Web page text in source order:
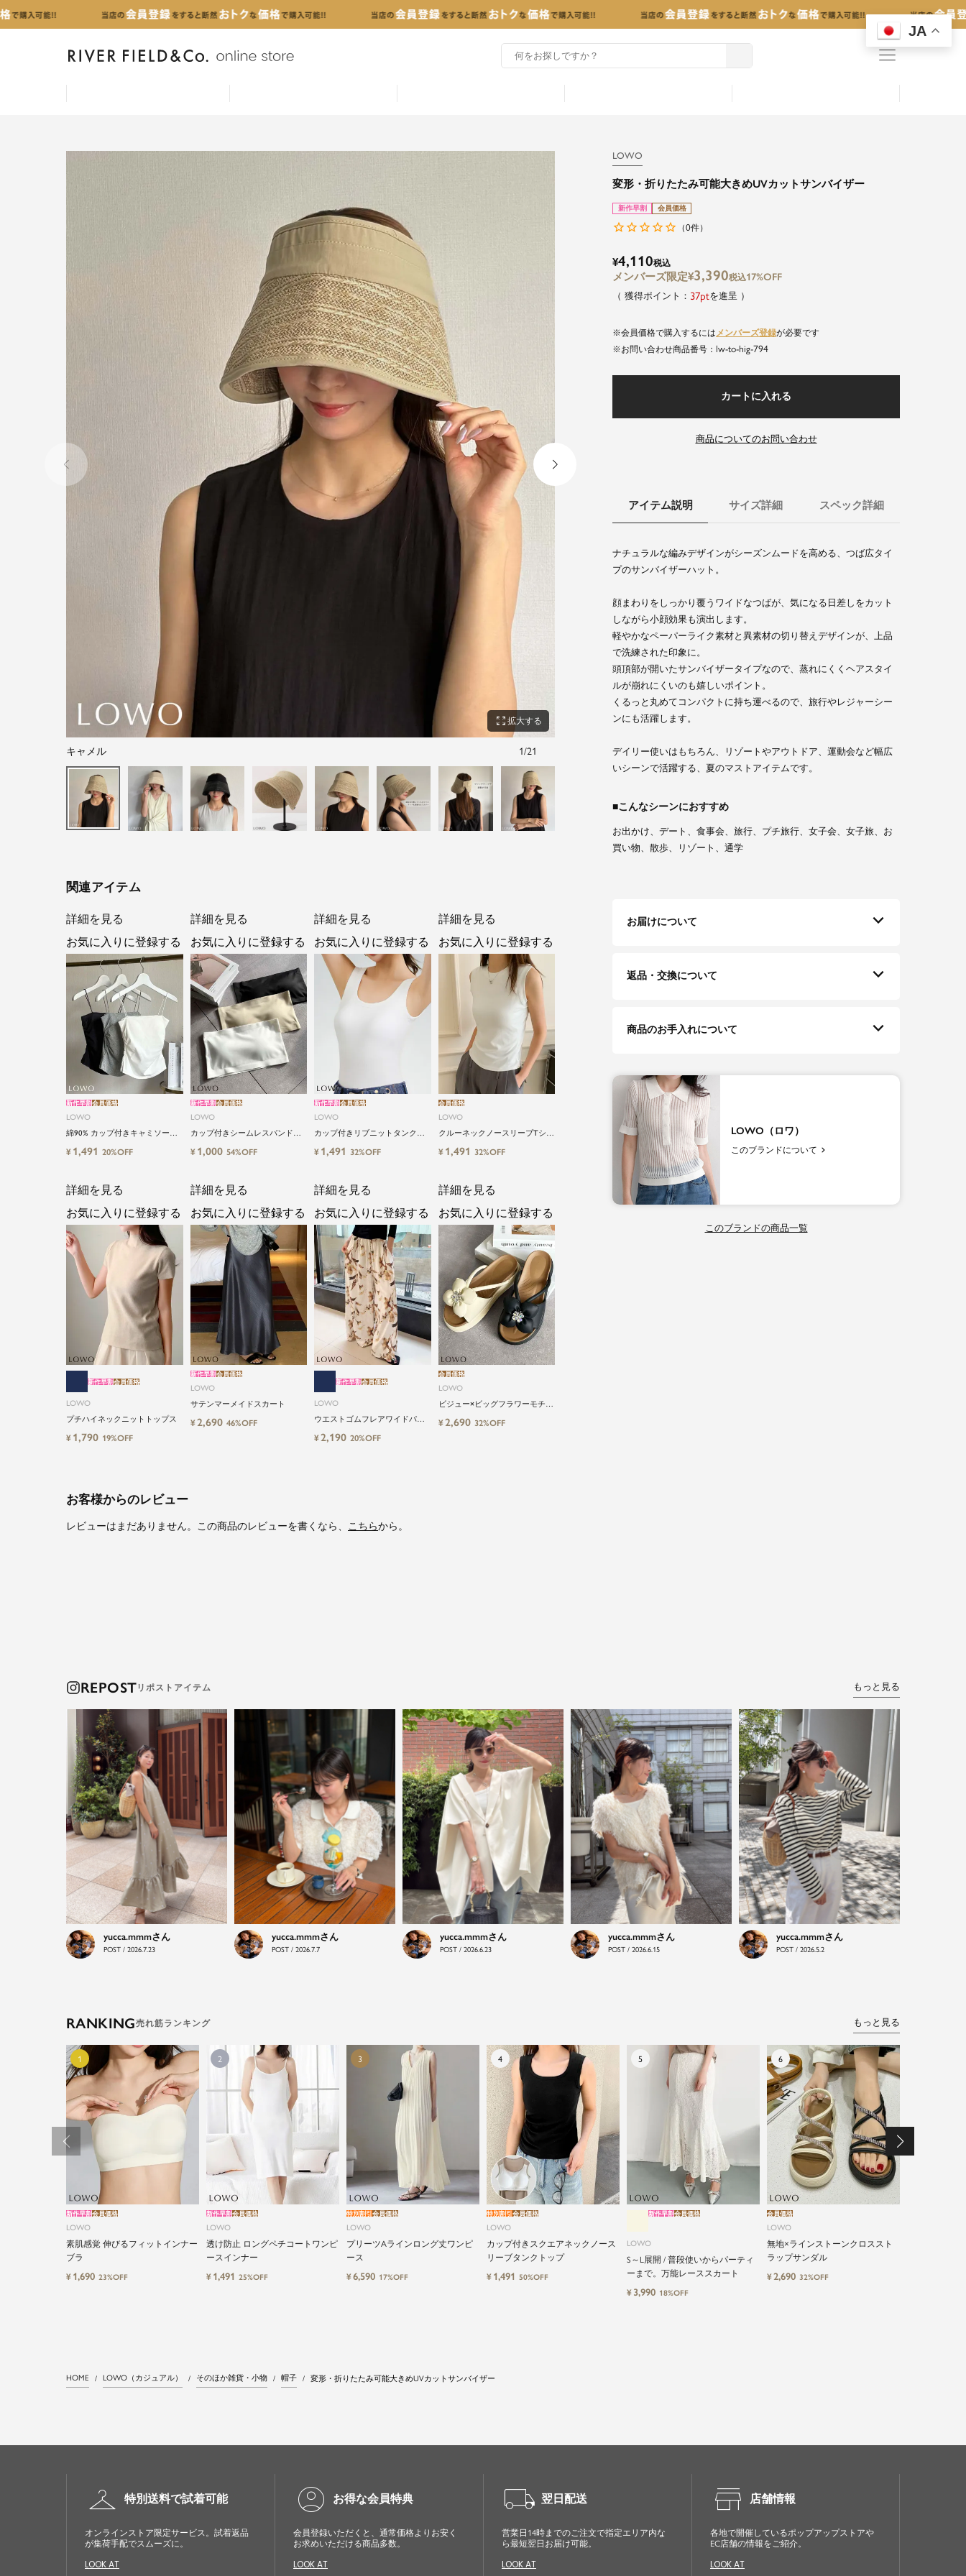
JA
menu
zoom_out_map 拡大する
キャメル 1/21
関連アイテム
LOWO
綿90% カップ付きキャミソール
｜やさしい着心地 ストレッチキ
ャミソール
新作早割会員価格
¥ 1,491 20%OFF
詳細を見る
お気に入りに登録する
LOWO
カップ付きシームレスバンドゥ
ブラトップ
新作早割会員価格
¥ 1,000 54%OFF
詳細を見る
お気に入りに登録する
LOWO
カップ付きリブニットタンクブ
ラトップ
新作早割会員価格
¥ 1,491 32%OFF
詳細を見る
お気に入りに登録する
LOWO
クルーネックノースリーブTシャ
ツ カットソー
会員価格
¥ 1,491 32%OFF
詳細を見る
お気に入りに登録する
LOWO
プチハイネックニットトップス
新作早割会員価格
¥ 1,790 19%OFF
詳細を見る
お気に入りに登録する
LOWO
サテンマーメイドスカート
新作早割会員価格
¥2,690 46%OFF
詳細を見る
お気に入りに登録する
LOWO
ウエストゴムフレアワイドパン
新作早割会員価格
¥2,190 20%OFF
詳細を見る
お気に入りに登録する
LOWO
ビジュー×ビッグフラワーモチー
フサンダル
会員価格
¥2,690 32%OFF
詳細を見る
お気に入りに登録する
お客様からのレビュー
レビューはまだありません。この商品のレビューを書くなら、 こちらから。
LOWO
変形・折りたたみ可能大きめUVカットサンバイザー
新作早割 会員価格
（0件）
¥4,110税込
¥3,390税込17%OFF
37 を進呈
会員価格で購入するには メンバーズ登録が必要です
商品番号
lw-to-hig-794
カートに入れる
商品についてのお問い合わせ
アイテム説明 サイズ詳細 スペック詳細
ナチュラルな編みデザインがシーズンムードを高める、つば広タイ
プのサンバイザーハット。
顔まわりをしっかり覆うワイドなつばが、気になる日差しをカット
しながら小顔効果も演出します。
軽やかなペーパーライク素材と異素材の切り替えデザインが、上品
で洗練された印象に。
頭頂部が開いたサンバイザータイプなので、蒸れにくくヘアスタイ
ルが崩れにくいのも嬉しいポイント。
くるっと丸めてコンパクトに持ち運べるので、旅行やレジャーシー
ンにも活躍します。
デイリー使いはもちろん、リゾートやアウトドア、運動会など幅広
いシーンで活躍する、夏のマストアイテムです。
こんなシーンにおすすめ
お出かけ、デート、食事会、旅行、プチ旅行、女子会、女子旅、お
買い物、散歩、リゾート、通学
お届けについて
返品・交換について
商品のお手入れについて
LOWO（ロワ）
このブランドについて
気軽に楽しめる低価格でトレンドを取り
入れたファッションブランド
LOWO（ロワ）は、アパレルはもちろん、インナー、
バッグやシューズ、小物まで、驚くほどリーズナブル
にラインナップ。
close
このブランドの商品一覧
REPOST もっと見る
yucca.mmm
POST / 2026.7.23
yucca.mmm
POST / 2026.7.7
yucca.mmm
POST / 2026.6.23
yucca.mmm
POST / 2026.6.15
yucca.mmm
POST / 2026.5.2
RANKING もっと見る
LOWO
素肌感覚 伸びるフィットインナー
ブラ
新作早割会員価格
¥ 1,690 23%OFF
LOWO
透け防止 ロングペチコートワンピ
ースインナー
新作早割会員価格
¥ 1,491 25%OFF
LOWO
プリーツAラインロング丈ワンピ
ース
特別割引会員価格
¥6,590 17%OFF
LOWO
カップ付きスクエアネックノース
リーブタンクトップ
特別割引会員価格
¥ 1,491 50%OFF
LOWO
S～L展開 / 普段使いからパーティ
ーまで。万能レーススカート
新作早割会員価格
¥ 3,990 18%OFF
LOWO
無地×ラインストーンクロススト
ラップサンダル
会員価格
¥2,690 32%OFF
HOME LOWO（カジュアル） そのほか雑貨・小物 帽子 変形・折りたたみ可能大きめUVカットサンバイザー
checkroom 特別送料で試着可能
オンラインストア限定サービス。試着返品
が集荷手配でスムーズに。
LOOK AT
account_circle お得な会員特典
会員登録いただくと、通常価格よりお安く
お求めいただける商品多数。
LOOK AT
local_shipping 翌日配送
営業日14時までのご注文で指定エリア内な
ら最短翌日お届け可能。
LOOK AT
store 店舗情報
各地で開催しているポップアップストアや
EC店舗の情報をご紹介。
LOOK AT